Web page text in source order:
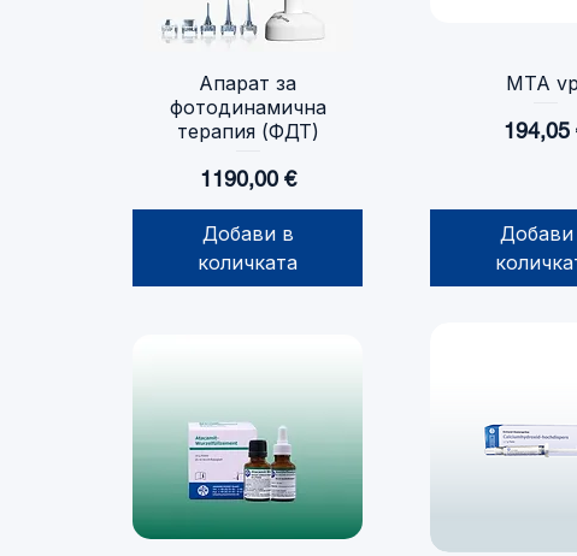
Бърз преглед
Апарат за
фотодинамична
терапия (ФДТ)
Цена
1190,00 €
Добави в
количката
Бърз
MTA
Цена
194,05
Добави